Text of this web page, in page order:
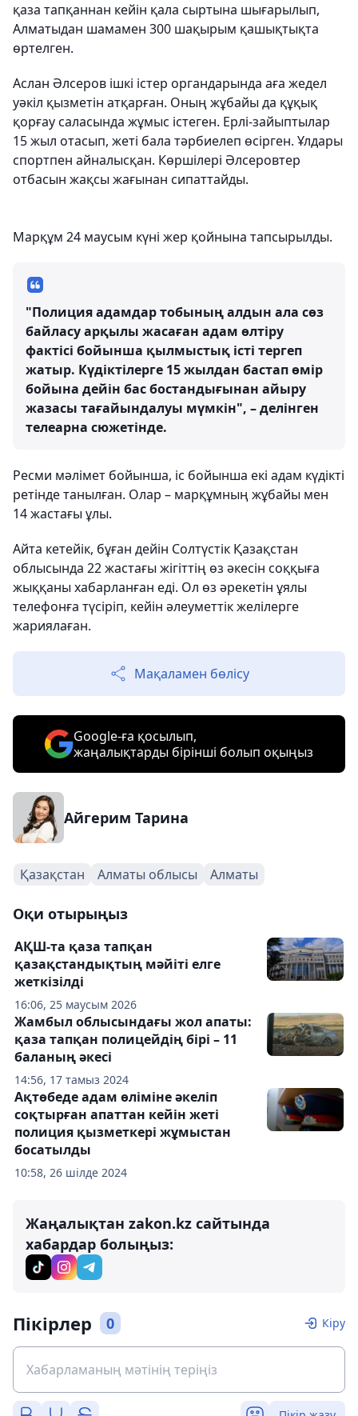
қаза тапқаннан кейін қала сыртына шығарылып,
Алматыдан шамамен 300 шақырым қашықтықта
өртелген.
Аслан Әлсеров ішкі істер органдарында аға жедел
уәкіл қызметін атқарған. Оның жұбайы да құқық
қорғау саласында жұмыс істеген. Ерлі-зайыптылар
15 жыл отасып, жеті бала тәрбиелеп өсірген. Ұлдары
спортпен айналысқан. Көршілері Әлсеровтер
отбасын жақсы жағынан сипаттайды.
Марқұм 24 маусым күні жер қойнына тапсырылды.
"Полиция адамдар тобының алдын ала сөз
байласу арқылы жасаған адам өлтіру
фактісі бойынша қылмыстық істі тергеп
жатыр. Күдіктілерге 15 жылдан бастап өмір
бойына дейін бас бостандығынан айыру
жазасы тағайындалуы мүмкін", – делінген
телеарна сюжетінде.
Ресми мәлімет бойынша, іс бойынша екі адам күдікті
ретінде танылған. Олар – марқұмның жұбайы мен
14 жастағы ұлы.
Айта кетейік, бұған дейін Солтүстік Қазақстан
облысында 22 жастағы жігіттің өз әкесін соққыға
жыққаны хабарланған еді. Ол өз әрекетін ұялы
телефонға түсіріп, кейін әлеуметтік желілерге
жариялаған.
Мақаламен бөлісу
Google-ға қосылып,
жаңалықтарды бірінші болып оқыңыз
Айгерим Тарина
Қазақстан Алматы облысы Алматы
Оқи отырыңыз
16:06, 25 маусым 2026
АҚШ-та қаза тапқан
қазақстандықтың мәйіті елге
жеткізілді
14:56, 17 тамыз 2024
Жамбыл облысындағы жол апаты:
қаза тапқан полицейдің бірі – 11
баланың әкесі
10:58, 26 шілде 2024
Ақтөбеде адам өліміне әкеліп
соқтырған апаттан кейін жеті
полиция қызметкері жұмыстан
босатылды
Жаңалықтан zakon.kz сайтында
хабардар болыңыз:
Пікірлер 0 Кіру